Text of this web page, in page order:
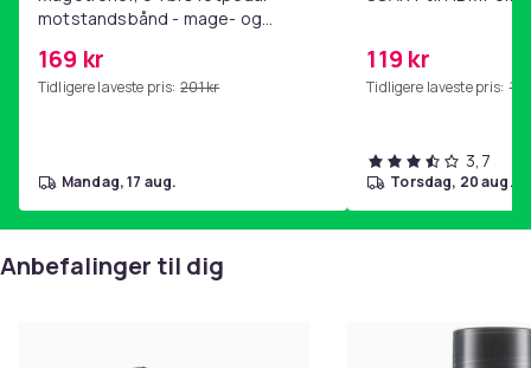
motstandsbånd - mage- og
hjemmegymnastikk Pink
169 kr
Tidligere laveste pris: 201 kr
mandag, 17 aug.
119 kr
Tidligere laveste pris:
3,7
torsdag, 20 aug.
Anbefalinger til dig